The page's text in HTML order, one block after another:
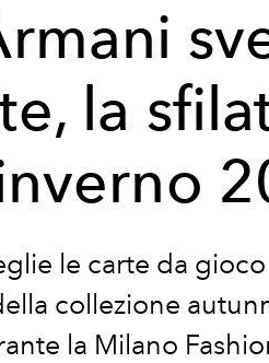
la
le carte da
collezione
la Milano